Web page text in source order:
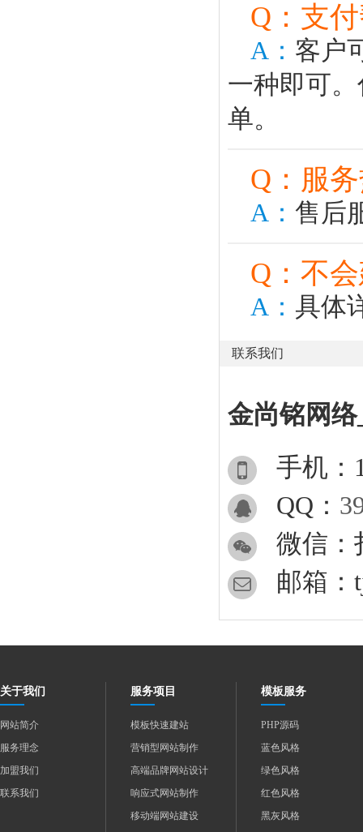
Q：支
A： 客户
一种即可
单。
Q：服
A： 售后
Q：不
A： 具体
联系我们
金尚铭网
手机：
QQ：
微信：
邮箱：
关于我们
网站简介
服务理念
加盟我们
联系我们
服务项目
模板快速建站
营销型网站制作
高端品牌网站设计
响应式网站制作
移动端网站建设
模板服务
PHP源码
蓝色风格
绿色风格
红色风格
黑灰风格